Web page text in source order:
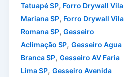
Tatuapé SP, Forro Drywall Vila
Mariana SP, Forro Drywall Vila
Romana SP,Gesseiro
Aclimação SP,Gesseiro Agua
Branca SP,Gesseiro AV Faria
Lima SP,Gesseiro Avenida